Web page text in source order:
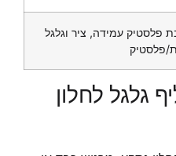
פלסטיק עמידה, ציר וגלגל
פלסטיק
גלגל לחלון